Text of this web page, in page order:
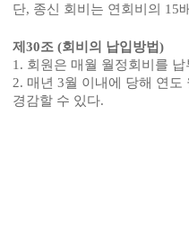
단, 종신 회비는 연회비의 15
제30조(회비의 납입방법)
1. 회원은 매월 월정회비를
2. 매년3월 이내에 당해 연도
경감할 수 있다.